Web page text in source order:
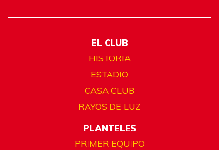
EL CLUB
HISTORIA
ESTADIO
CASA CLUB
RAYOS DE LUZ
PLANTELES
PRIMER EQUIPO